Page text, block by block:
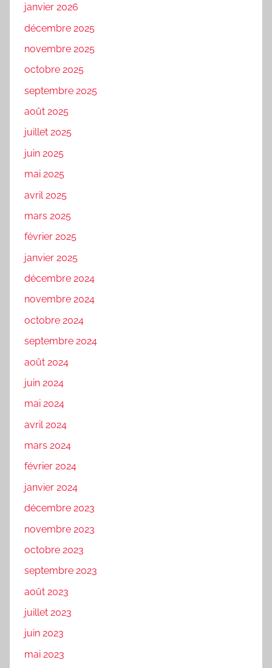
janvier 2026
décembre 2025
novembre 2025
octobre 2025
septembre 2025
août 2025
juillet 2025
juin 2025
mai 2025
avril 2025
mars 2025
février 2025
janvier 2025
décembre 2024
novembre 2024
octobre 2024
septembre 2024
août 2024
juin 2024
mai 2024
avril 2024
mars 2024
février 2024
janvier 2024
décembre 2023
novembre 2023
octobre 2023
septembre 2023
août 2023
juillet 2023
juin 2023
mai 2023